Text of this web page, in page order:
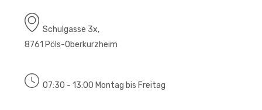
Schulgasse 3x,
8761 Pöls-Oberkurzheim
07:30 - 13:00 Montag bis Freitag